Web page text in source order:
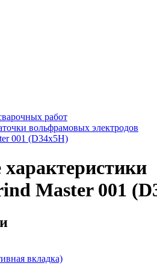
работ
вольфрамовых электродов
001 (D34x5H)
характеристики
Master 001
вкладка)